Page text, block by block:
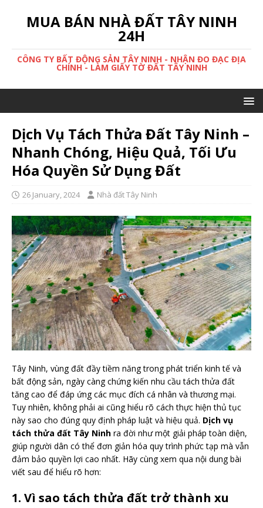
MUA BÁN NHÀ ĐẤT TÂY NINH
24H
CÔNG TY BẤT ĐỘNG SẢN TÂY NINH - NHẬN ĐO ĐẠC ĐỊA
CHÍNH - LÀM GIẤY TỜ ĐẤT TÂY NINH
Dịch Vụ Tách Thửa Đất Tây Ninh –
Nhanh Chóng, Hiệu Quả, Tối Ưu
Hóa Quyền Sử Dụng Đất
26 January, 2024 Nhà đất Tây Ninh
Tây Ninh, vùng đất đầy tiềm năng trong phát triển kinh tế và
bất động sản, ngày càng chứng kiến nhu cầu tách thửa đất
tăng cao để đáp ứng các mục đích cá nhân và thương mại.
Tuy nhiên, không phải ai cũng hiểu rõ cách thực hiện thủ tục
này sao cho đúng quy định pháp luật và hiệu quả. Dịch vụ
tách thửa đất Tây Ninh ra đời như một giải pháp toàn diện,
giúp người dân có thể đơn giản hóa quy trình phức tạp mà vẫn
đảm bảo quyền lợi cao nhất. Hãy cùng xem qua nội dung bài
viết sau để hiểu rõ hơn:
1. Vì sao tách thửa đất trở thành xu